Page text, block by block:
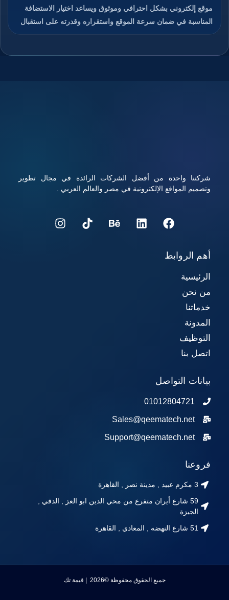
موقع إلكتروني بشكل احترافي وموثوق ويساعد اختيار الاستضافة
المناسبة في ضمان سرعة الموقع واستقراره وقدرته على استقبال
الزوار دون انقطاع، كما يمنح الدومين هوية رقمية مميزة تسهل على
شركتنا واحدة من أفضل الشركات الرائدة في مجال تطوير
وتصميم المواقع الإلكترونية في مصر والعالم العربي .
أهم الروابط
الرئيسية
من نحن
خدماتنا
المدونة
التوظيف
اتصل بنا
بيانات التواصل
01012804721
Sales@qeematech.net
Support@qeematech.net
فروعنا
3 مكرم عبيد , مدينة نصر , القاهرة
59 شارع أيران متفرع من محي الدين ابو العز , الدقي ,
الجيزة
51 شارع النهضه , المعادي , القاهرة
جميع الحقوق محفوظة ©2026 | قيمة تك